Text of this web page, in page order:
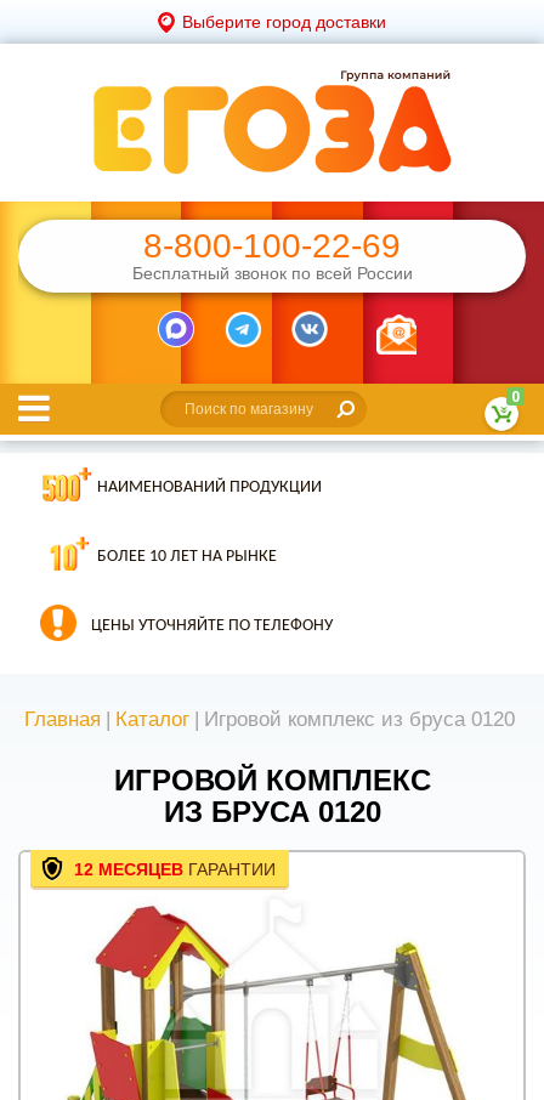
Выберите город доставки
8-800-100-22-69
Бесплатный звонок по всей России
0
НАИМЕНОВАНИЙ ПРОДУКЦИИ
БОЛЕЕ 10 ЛЕТ НА РЫНКЕ
ЦЕНЫ УТОЧНЯЙТЕ ПО ТЕЛЕФОНУ
Главная | Каталог | Игровой комплекс из бруса 0120
ИГРОВОЙ КОМПЛЕКС
ИЗ БРУСА 0120
12 МЕСЯЦЕВ ГАРАНТИИ